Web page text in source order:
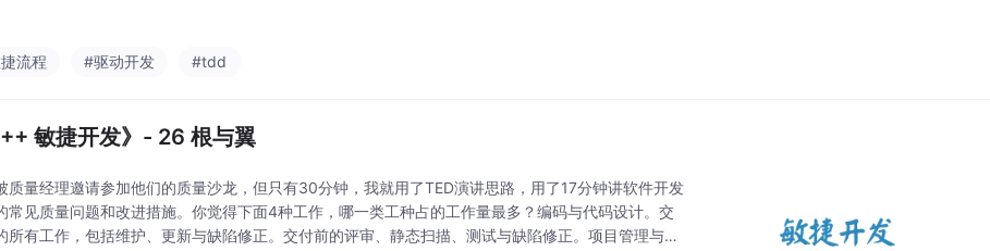
流程 #驱动开发 #tdd
敏捷开发》- 26 根与翼
质量经理邀请参加他们的质量沙龙，但只有30分钟，我就用了TED演讲思路，用了17分钟讲软件开发
常见质量问题和改进措施。你觉得下面4种工作，哪一类工种占的工作量最多？编码与代码设计。交
所有工作，包括维护、更新与缺陷修正。交付前的评审、静态扫描、测试与缺陷修正。项目管理与监